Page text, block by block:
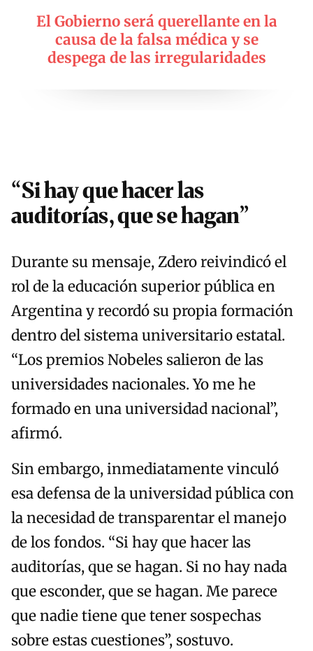
El Gobierno será querellante en la
causa de la falsa médica y se
despega de las irregularidades
“Si hay que hacer las
auditorías, que se hagan”
Durante su mensaje, Zdero reivindicó el
rol de la educación superior pública en
Argentina y recordó su propia formación
dentro del sistema universitario estatal.
“Los premios Nobeles salieron de las
universidades nacionales. Yo me he
formado en una universidad nacional”,
afirmó.
Sin embargo, inmediatamente vinculó
esa defensa de la universidad pública con
la necesidad de transparentar el manejo
de los fondos. “Si hay que hacer las
auditorías, que se hagan. Si no hay nada
que esconder, que se hagan. Me parece
que nadie tiene que tener sospechas
sobre estas cuestiones”, sostuvo.